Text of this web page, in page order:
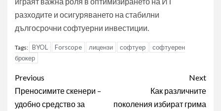
разходите и осигуряването на стабилни
дългосрочни софтуерни инвестиции.
Tags: BYOL Forscope лицензи софтуер
софтуерен
брокер
Post
navigation
Previous
Преносимите скенери –
удобно средство за
Next
Как различните
поколения избират грима